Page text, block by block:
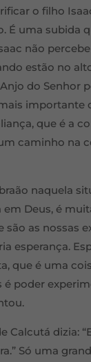
o filho
É uma
não
estão no
do Senhor
importante
que é a
caminho na
naquela
Deus, é
as nossas
esperança.
que é uma
poder
Calcutá dizia:
Só uma